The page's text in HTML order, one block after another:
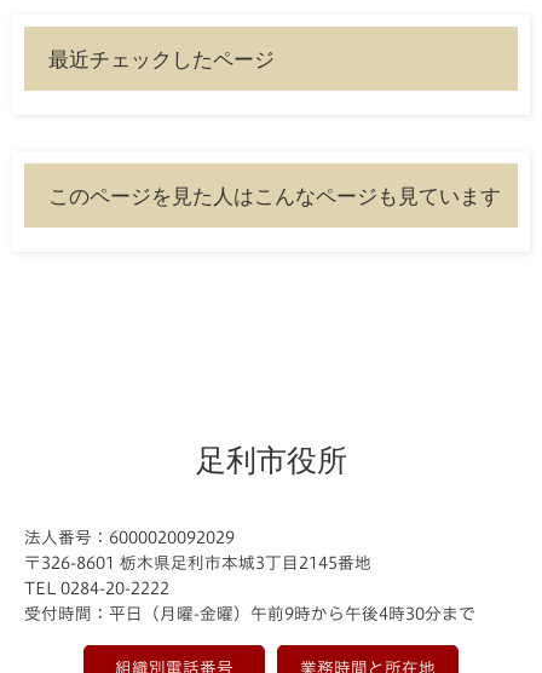
最近チェックしたページ
このページを見た人はこんなページも見ています
足利市役所
法人番号：6000020092029
〒326-8601 栃木県足利市本城3丁目2145番地
TEL 0284-20-2222
受付時間：平日（月曜-金曜）午前9時から午後4時30分まで
組織別電話番号 業務時間と所在地